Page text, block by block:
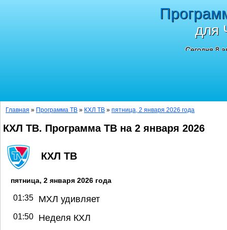
для
Сегодня 8
Главная » Программа ТВ » КХЛ ТВ » пятница, 2 января 2026 года
КХЛ ТВ. Программа ТВ на 2 января 2026
КХЛ ТВ
пятница, 2 января 2026 года
01:35 МХЛ удивляет
01:50 Неделя КХЛ